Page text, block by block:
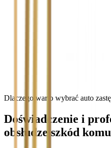
Dlaczego warto wybrać auto
Doświadczenie i
obsłudze szkód